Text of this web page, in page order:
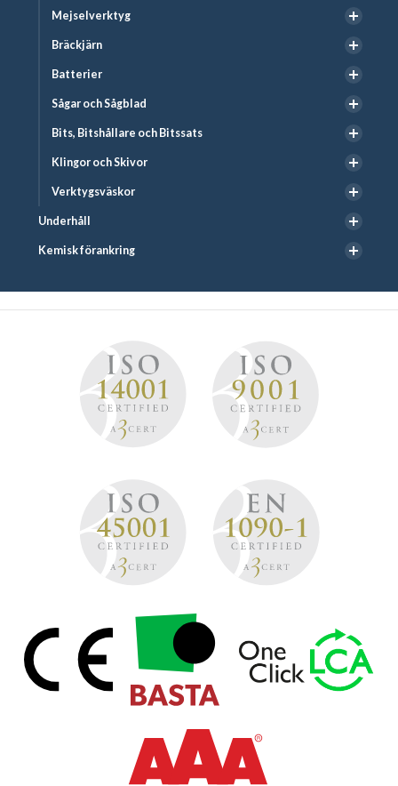
Mejselverktyg
Bräckjärn
Batterier
Sågar och Sågblad
Bits, Bitshållare och Bitssats
Klingor och Skivor
Verktygsväskor
Underhåll
Kemisk förankring